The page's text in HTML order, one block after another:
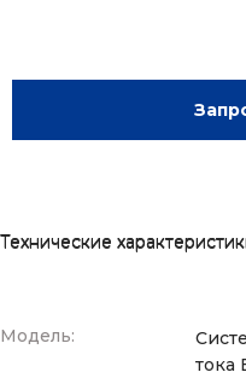
Технические
Модель:
тока